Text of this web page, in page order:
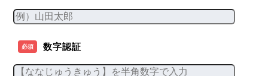
必須 数字認証